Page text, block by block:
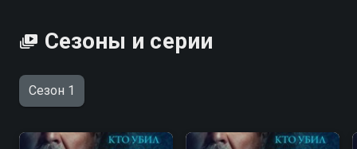
Сезоны и серии
Сезон 1